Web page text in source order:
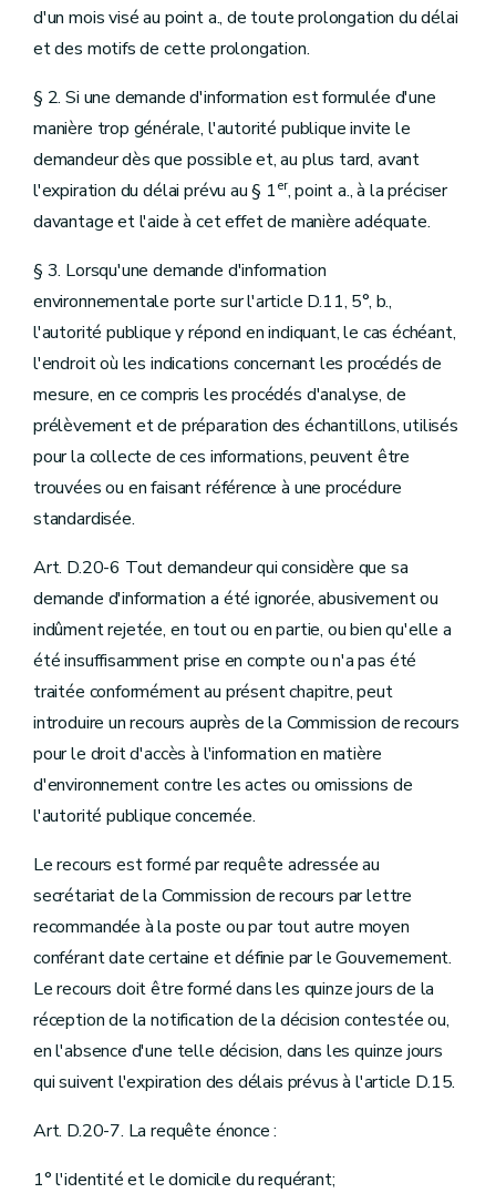
d'un mois visé au point a., de toute prolongation du délai
et des motifs de cette prolongation.
§ 2. Si une demande d'information est formulée d'une
manière trop générale, l'autorité publique invite le
demandeur dès que possible et, au plus tard, avant
l'expiration du délai prévu au § 1er, point a., à la préciser
davantage et l'aide à cet effet de manière adéquate.
§ 3. Lorsqu'une demande d'information
environnementale porte sur l'article D.11, 5°, b.,
l'autorité publique y répond en indiquant, le cas échéant,
l'endroit où les indications concernant les procédés de
mesure, en ce compris les procédés d'analyse, de
prélèvement et de préparation des échantillons, utilisés
pour la collecte de ces informations, peuvent être
trouvées ou en faisant référence à une procédure
standardisée.
Art. D.20-6 Tout demandeur qui considère que sa
demande d'information a été ignorée, abusivement ou
indûment rejetée, en tout ou en partie, ou bien qu'elle a
été insuffisamment prise en compte ou n'a pas été
traitée conformément au présent chapitre, peut
introduire un recours auprès de la Commission de recours
pour le droit d'accès à l'information en matière
d'environnement contre les actes ou omissions de
l'autorité publique concernée.
Le recours est formé par requête adressée au
secrétariat de la Commission de recours par lettre
recommandée à la poste ou par tout autre moyen
conférant date certaine et définie par le Gouvernement.
Le recours doit être formé dans les quinze jours de la
réception de la notification de la décision contestée ou,
en l'absence d'une telle décision, dans les quinze jours
qui suivent l'expiration des délais prévus à l'article D.15.
Art. D.20-7. La requête énonce :
1° l'identité et le domicile du requérant;